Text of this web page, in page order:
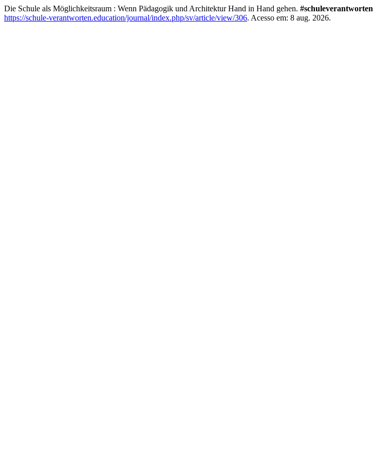
Die Schule als Möglichkeitsraum : Wenn Pädagogik und Architektur Hand in Hand gehen. #schuleverantworten
https://schule-verantworten.education/journal/index.php/sv/article/view/306. Acesso em: 8 aug. 2026.